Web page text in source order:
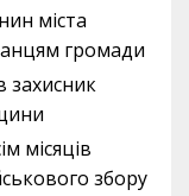
міста
громади
захисник
місяців
збору